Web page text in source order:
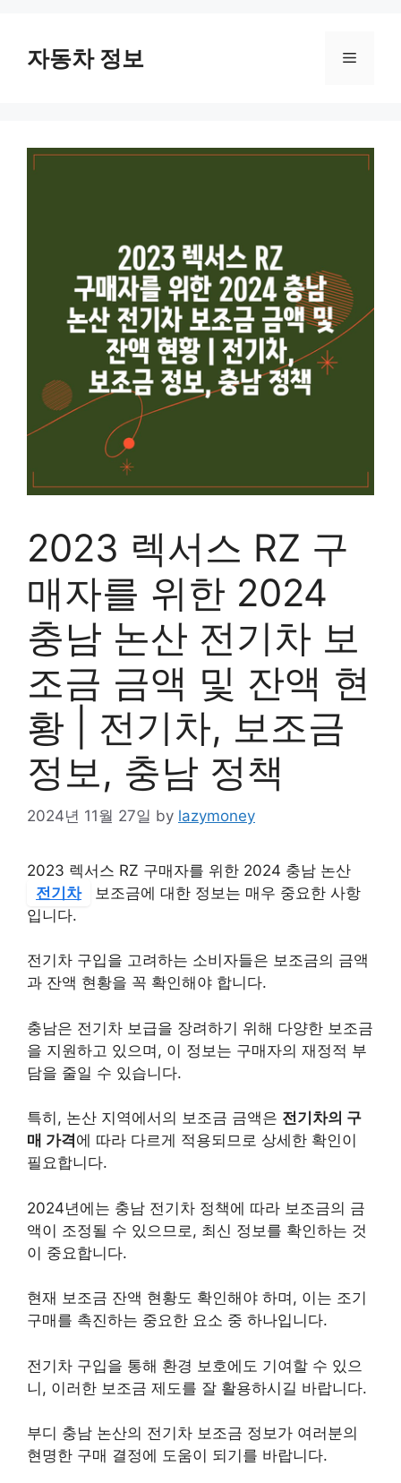
content자동차 정보 Menu
2023 렉서스 RZ 구
매자를 위한 2024
충남 논산 전기차 보
조금 금액 및 잔액 현
황 | 전기차, 보조금
정보, 충남 정책
2024년 11월 27일 by lazymoney
2023 렉서스 RZ 구매자를 위한 2024 충남 논산
전기차
보조금에 대한 정보는 매우 중요한 사항
입니다.
전기차 구입을 고려하는 소비자들은 보조금의 금액
과 잔액 현황을 꼭 확인해야 합니다.
충남은 전기차 보급을 장려하기 위해 다양한 보조금
을 지원하고 있으며, 이 정보는 구매자의 재정적 부
담을 줄일 수 있습니다.
특히, 논산 지역에서의 보조금 금액은 전기차의 구
매 가격에 따라 다르게 적용되므로 상세한 확인이
필요합니다.
2024년에는 충남 전기차 정책에 따라 보조금의 금
액이 조정될 수 있으므로, 최신 정보를 확인하는 것
이 중요합니다.
현재 보조금 잔액 현황도 확인해야 하며, 이는 조기
구매를 촉진하는 중요한 요소 중 하나입니다.
전기차 구입을 통해 환경 보호에도 기여할 수 있으
니, 이러한 보조금 제도를 잘 활용하시길 바랍니다.
부디 충남 논산의 전기차 보조금 정보가 여러분의
현명한 구매 결정에 도움이 되기를 바랍니다.